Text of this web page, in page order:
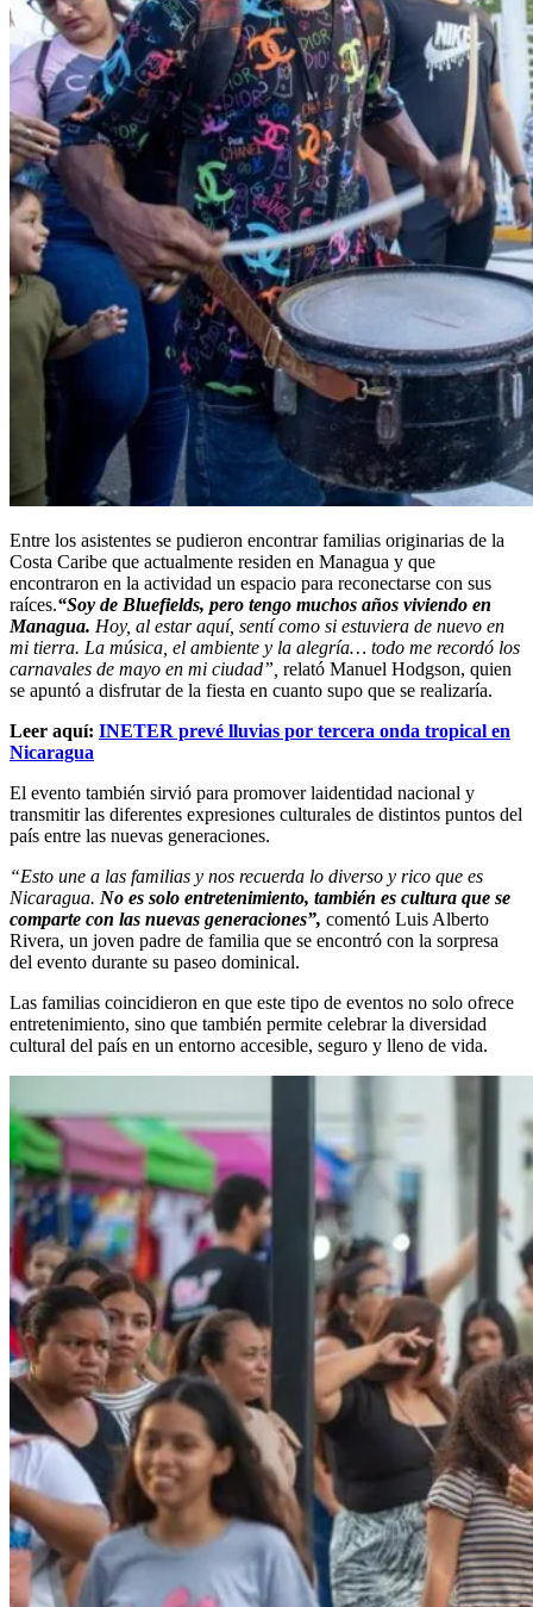
Entre los asistentes se pudieron encontrar familias originarias de la
Costa Caribe que actualmente residen en Managua y que
encontraron en la actividad un espacio para reconectarse con sus
raíces.“Soy de Bluefields, pero tengo muchos años viviendo en
Managua. Hoy, al estar aquí, sentí como si estuviera de nuevo en
mi tierra. La música, el ambiente y la alegría… todo me recordó los
carnavales de mayo en mi ciudad”, relató Manuel Hodgson, quien
se apuntó a disfrutar de la fiesta en cuanto supo que se realizaría.
Leer aquí: INETER prevé lluvias por tercera onda tropical en
Nicaragua
El evento también sirvió para promover laidentidad nacional y
transmitir las diferentes expresiones culturales de distintos puntos del
país entre las nuevas generaciones.
“Esto une a las familias y nos recuerda lo diverso y rico que es
Nicaragua. No es solo entretenimiento, también es cultura que se
comparte con las nuevas generaciones”, comentó Luis Alberto
Rivera, un joven padre de familia que se encontró con la sorpresa
del evento durante su paseo dominical.
Las familias coincidieron en que este tipo de eventos no solo ofrece
entretenimiento, sino que también permite celebrar la diversidad
cultural del país en un entorno accesible, seguro y lleno de vida.